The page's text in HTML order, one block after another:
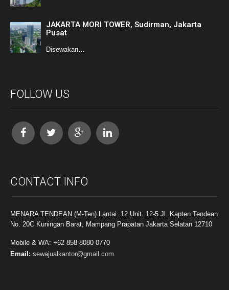
JAKARTA MORI TOWER, Sudirman, Jakarta
Pusat
Disewakan…
FOLLOW US
CONTACT INFO
MENARA TENDEAN (M-Ten) Lantai. 12 Unit. 12-5 Jl. Kapten Tendean
No. 20C Kuningan Barat, Mampang Prapatan Jakarta Selatan 12710
Mobile & WA: +62 858 8080 0770
Email: sewajualkantor@gmail.com